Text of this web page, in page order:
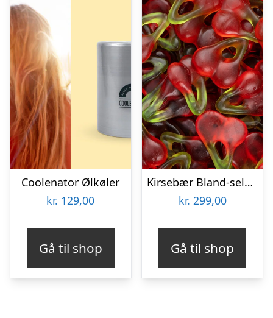
Coolenator Ølkøler
kr. 129,00
Gå til shop
Kirsebær Bland-selv slik i kasser 2,4 kg
kr. 299,00
Gå til shop